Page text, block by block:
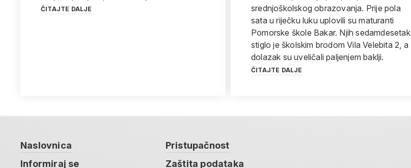
ČITAJTE DALJE
srednjoškolskog obrazovanja. Prije pola
sata u riječku luku uplovili su maturanti
Pomorske škole Bakar. Njih sedamdesetak
stiglo je školskim brodom Vila Velebita 2, a
dolazak su uveličali paljenjem baklji.
ČITAJTE DALJE
Naslovnica
Informiraj se
Pristupačnost
Zaštita podataka